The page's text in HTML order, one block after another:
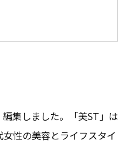
集しました。「美ST」は
性の美容とライフスタイ